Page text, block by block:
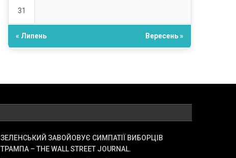
31
« Липень Вересень »
ЗЕЛЕНСЬКИЙ ЗАВОЙОВУЄ СИМПАТІЇ ВИБОРЦІВ
ТРАМПА – THE WALL STREET JOURNAL.